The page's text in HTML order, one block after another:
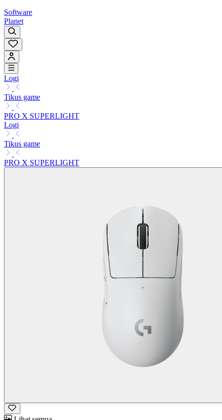
Software
Planet
Logi
Tikus game
PRO X SUPERLIGHT
Logi
Tikus game
PRO X SUPERLIGHT